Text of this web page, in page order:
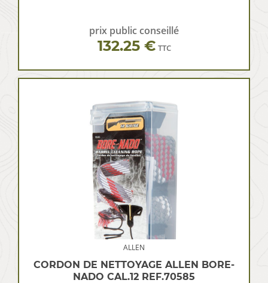
prix public conseillé
132.25 € TTC
ALLEN
CORDON DE NETTOYAGE ALLEN BORE-
NADO CAL.12 REF.70585